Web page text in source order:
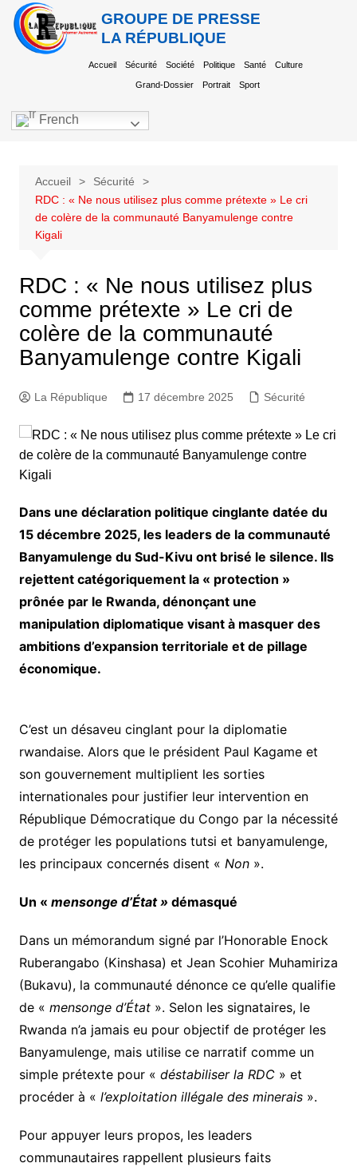
GROUPE DE PRESSE
LA RÉPUBLIQUE
Accueil Sécurité Société Politique Santé Culture
Grand-Dossier Portrait Sport
French
Accueil
Sécurité
RDC : « Ne nous utilisez plus comme prétexte » Le cri
de colère de la communauté Banyamulenge contre
Kigali
RDC : « Ne nous utilisez plus
comme prétexte » Le cri de
colère de la communauté
Banyamulenge contre Kigali
La République 17 décembre 2025 Sécurité
Dans une déclaration politique cinglante datée du
15 décembre 2025, les leaders de la communauté
Banyamulenge du Sud-Kivu ont brisé le silence. Ils
rejettent catégoriquement la « protection »
prônée par le Rwanda, dénonçant une
manipulation diplomatique visant à masquer des
ambitions d’expansion territoriale et de pillage
économique.
C’est un désaveu cinglant pour la diplomatie
rwandaise. Alors que le président Paul Kagame et
son gouvernement multiplient les sorties
internationales pour justifier leur intervention en
République Démocratique du Congo par la nécessité
de protéger les populations tutsi et banyamulenge,
les principaux concernés disent « Non».
​Un « mensonge d’État » démasqué
​Dans un mémorandum signé par l’Honorable Enock
Ruberangabo (Kinshasa) et Jean Scohier Muhamiriza
(Bukavu), la communauté dénonce ce qu’elle qualifie
de « mensonge d’État ». Selon les signataires, le
Rwanda n’a jamais eu pour objectif de protéger les
Banyamulenge, mais utilise ce narratif comme un
simple prétexte pour « déstabiliser la RDC » et
procéder à « l’exploitation illégale des minerais».
​Pour appuyer leurs propos, les leaders
communautaires rappellent plusieurs faits